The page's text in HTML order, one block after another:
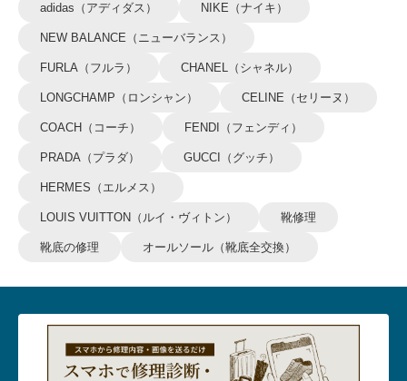
adidas（アディダス） NIKE（ナイキ）
NEW BALANCE（ニューバランス）
FURLA（フルラ） CHANEL（シャネル）
LONGCHAMP（ロンシャン） CELINE（セリーヌ）
COACH（コーチ） FENDI（フェンディ）
PRADA（プラダ） GUCCI（グッチ）
HERMES（エルメス）
LOUIS VUITTON（ルイ・ヴィトン） 靴修理
靴底の修理 オールソール（靴底全交換）